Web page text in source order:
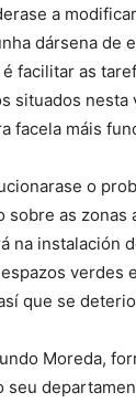
a
dársena de
facilitar as
situados nesta
facela máis
o
sobre as zonas
na instalación
verdes
que se
Moreda,
seu